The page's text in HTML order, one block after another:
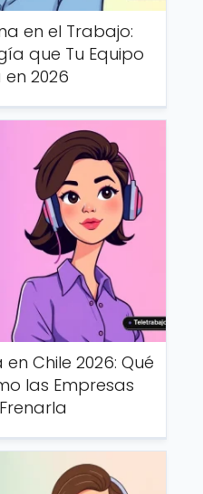
en el Trabajo:
que Tu Equipo
en 2026
Chile 2026: Qué
las Empresas